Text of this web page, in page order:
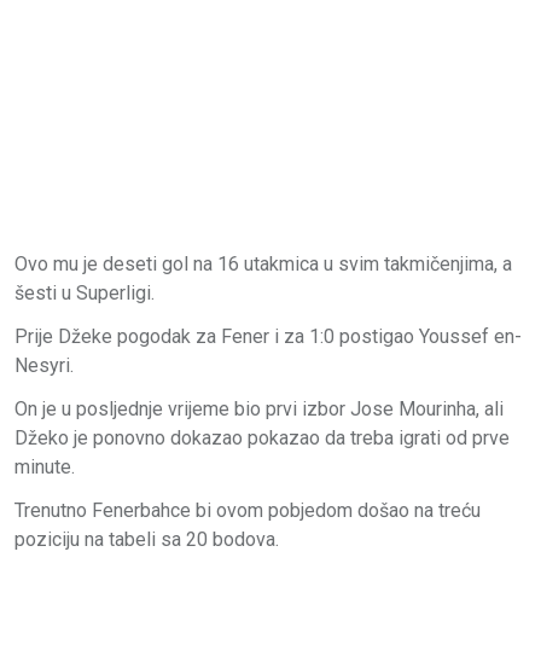
Ovo mu je deseti gol na 16 utakmica u svim takmičenjima, a
šesti u Superligi.
Prije Džeke pogodak za Fener i za 1:0 postigao Youssef en-
Nesyri.
On je u posljednje vrijeme bio prvi izbor Jose Mourinha, ali
Džeko je ponovno dokazao pokazao da treba igrati od prve
minute.
Trenutno Fenerbahce bi ovom pobjedom došao na treću
poziciju na tabeli sa 20 bodova.